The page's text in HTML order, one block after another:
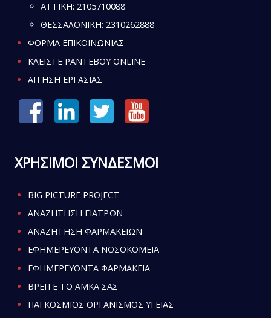
ATTIKH: 2105710088
ΘΕΣΣΑΛΟΝΙΚΗ: 2310262888
ΦΟΡΜΑ ΕΠΙΚΟΙΝΩΝΙΑΣ
ΚΛΕΙΣΤΕ ΡΑΝΤΕΒΟΥ ONLINE
ΑΙΤΗΣΗ ΕΡΓΑΣΙΑΣ
ΧΡΗΣΙΜΟΙ ΣΥΝΔΕΣΜΟΙ
BIG PICTURE PROJECT
ΑΝΑΖΗΤΗΣΗ ΓΙΑΤΡΩΝ
ΑΝΑΖΗΤΗΣΗ ΦΑΡΜΑΚΕΙΩΝ
ΕΦΗΜΕΡΕΥΟΝΤΑ ΝΟΣΟΚΟΜΕΙΑ
ΕΦΗΜΕΡΕΥΟΝΤΑ ΦΑΡΜΑΚΕΙΑ
ΒΡΕΙΤΕ ΤΟ ΑΜΚΑ ΣΑΣ
ΠΑΓΚΟΣΜΙΟΣ ΟΡΓΑΝΙΣΜΟΣ ΥΓΕΙΑΣ